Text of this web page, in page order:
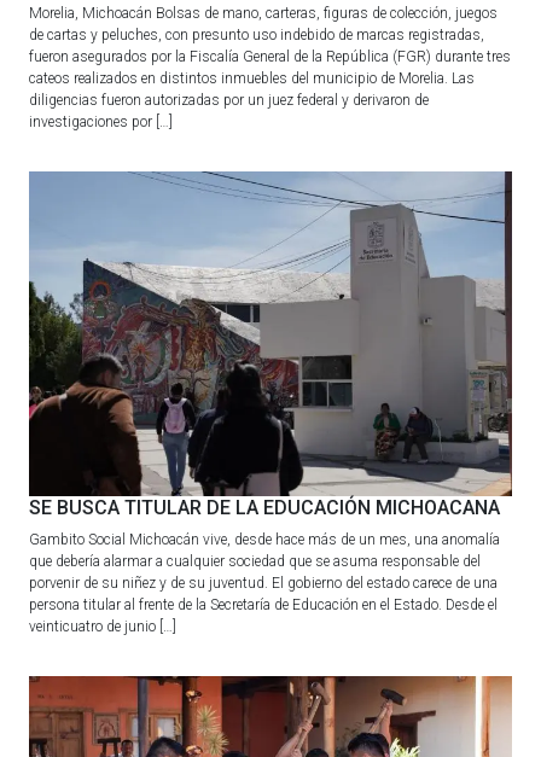
Morelia, Michoacán Bolsas de mano, carteras, figuras de colección, juegos
de cartas y peluches, con presunto uso indebido de marcas registradas,
fueron asegurados por la Fiscalía General de la República (FGR) durante tres
cateos realizados en distintos inmuebles del municipio de Morelia. Las
diligencias fueron autorizadas por un juez federal y derivaron de
investigaciones por […]
SE BUSCA TITULAR DE LA EDUCACIÓN MICHOACANA
Gambito Social Michoacán vive, desde hace más de un mes, una anomalía
que debería alarmar a cualquier sociedad que se asuma responsable del
porvenir de su niñez y de su juventud. El gobierno del estado carece de una
persona titular al frente de la Secretaría de Educación en el Estado. Desde el
veinticuatro de junio […]